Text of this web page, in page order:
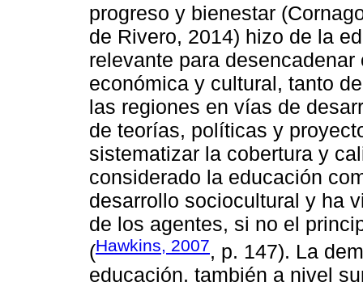
progreso y bienestar
de Rivero, 2014) hizo de la
relevante para
económica y cultural, tanto
las regiones en vías de
de teorías, políticas y
sistematizar la cobertura y
considerado la educación
desarrollo sociocultural y ha
de los agentes, si no el
(Hawkins, 2007, p. 147). La
educación, también a nivel